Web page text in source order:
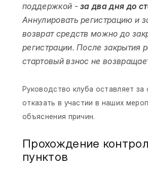
поддержкой -за два дня до
Аннулировать регистрацию и
возврат средств можно до
регистрации. После закрытия
стартовый взнос не
Руководство клуба оставляет за
отказать в участии в наших
объяснения причин.
Прохождение
пунктов